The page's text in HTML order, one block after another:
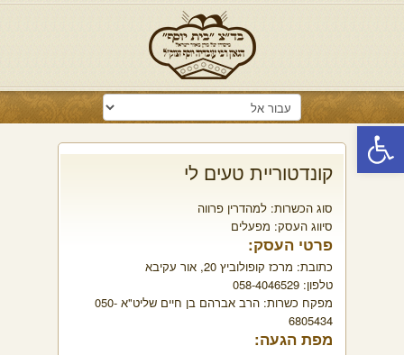
פתח סרגל נגישות
קונדטוריית טעים לי
סוג הכשרות: למהדרין פרווה
סיווג העסק: מפעלים
פרטי העסק:
כתובת: מרכז קופולוביץ 20, אור עקיבא
טלפון: 058-4046529
מפקח כשרות:
הרב אברהם בן חיים שליט"א 050-
6805434
מפת הגעה: